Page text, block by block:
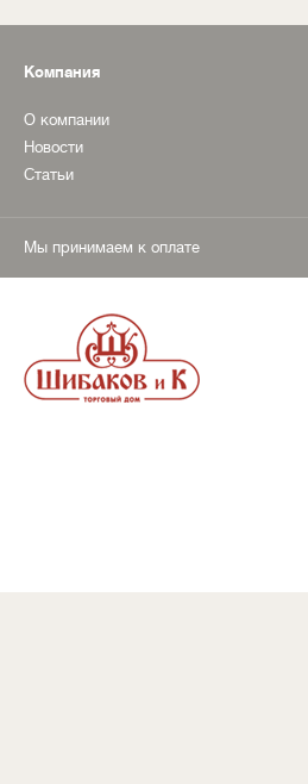
Компания
О компании
Новости
Статьи
Мы принимаем к оплате